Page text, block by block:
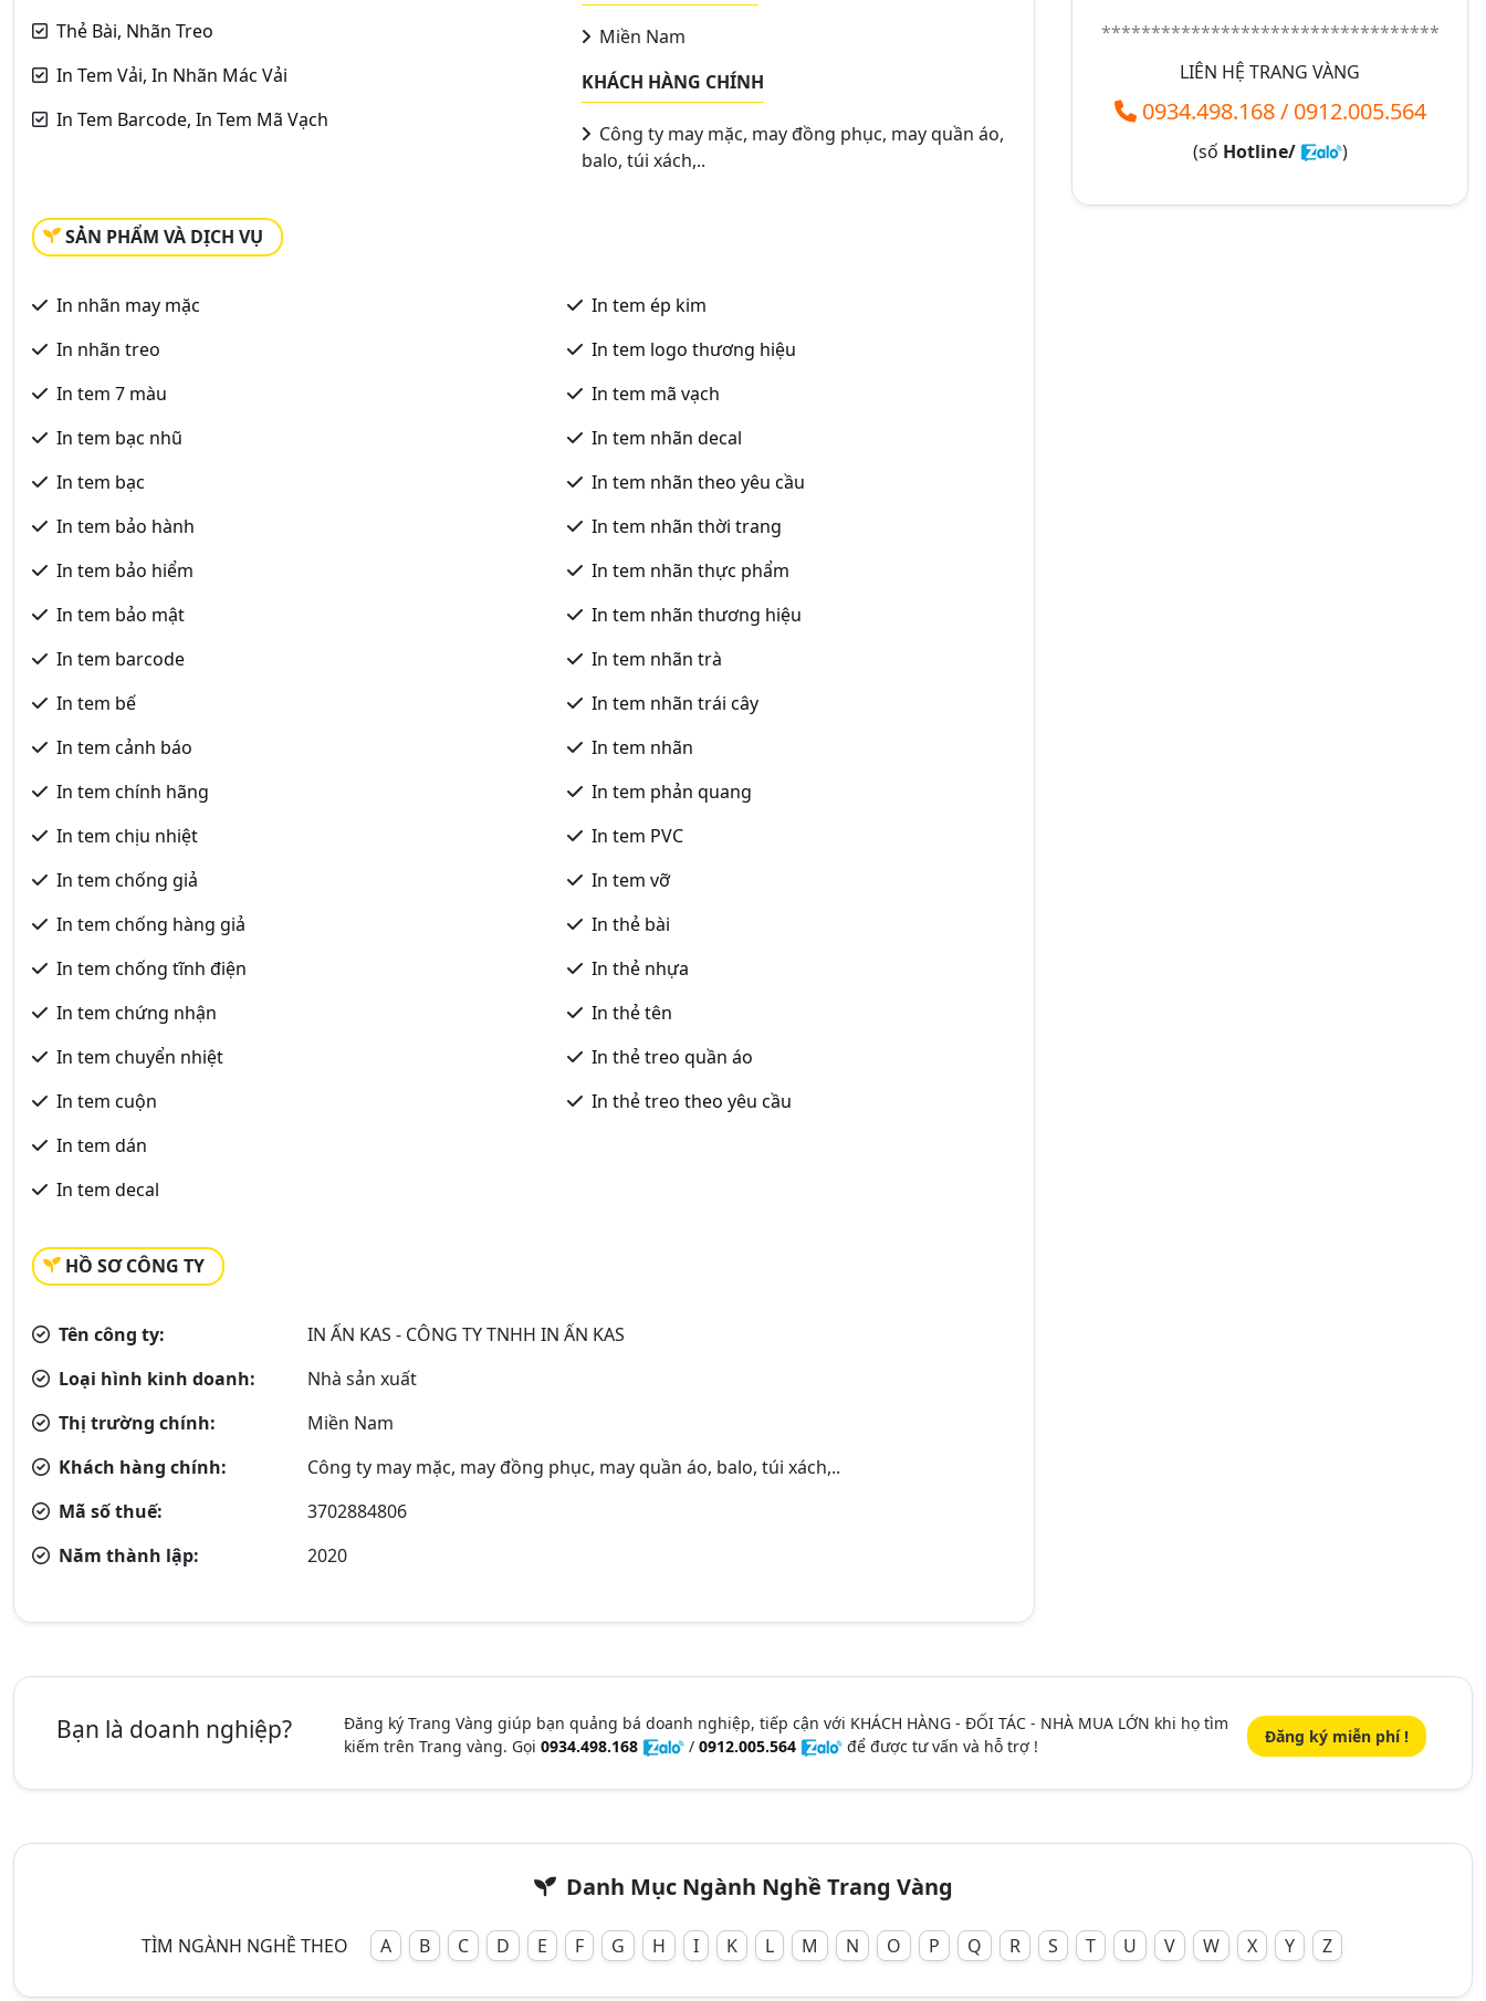
Thẻ Bài, Nhãn Treo
In Tem Vải, In Nhãn Mác Vải
In Tem Barcode, In Tem Mã Vạch
Miền Nam
KHÁCH HÀNG CHÍNH
Công ty may mặc, may đồng phục, may quần áo,
balo, túi xách,..
SẢN PHẨM VÀ DỊCH VỤ
In nhãn may mặc
In nhãn treo
In tem 7 màu
In tem bạc nhũ
In tem bạc
In tem bảo hành
In tem bảo hiểm
In tem bảo mật
In tem barcode
In tem bế
In tem cảnh báo
In tem chính hãng
In tem chịu nhiệt
In tem chống giả
In tem chống hàng giả
In tem chống tĩnh điện
In tem chứng nhận
In tem chuyển nhiệt
In tem cuộn
In tem dán
In tem decal
In tem ép kim
In tem logo thương hiệu
In tem mã vạch
In tem nhãn decal
In tem nhãn theo yêu cầu
In tem nhãn thời trang
In tem nhãn thực phẩm
In tem nhãn thương hiệu
In tem nhãn trà
In tem nhãn trái cây
In tem nhãn
In tem phản quang
In tem PVC
In tem vỡ
In thẻ bài
In thẻ nhựa
In thẻ tên
In thẻ treo quần áo
In thẻ treo theo yêu cầu
HỒ SƠ CÔNG TY
Tên công ty:
IN ẤN KAS - CÔNG TY TNHH IN ẤN KAS
Loại hình kinh doanh:
Nhà sản xuất
Thị trường chính:
Miền Nam
Khách hàng chính:
Công ty may mặc, may đồng phục, may quần áo, balo, túi xách,..
Mã số thuế:
3702884806
Năm thành lập:
2020
**********************************
LIÊN HỆ TRANG VÀNG
0934.498.168/ 0912.005.564
(số Hotline/ )
Bạn là doanh nghiệp?
Đăng ký Trang Vàng giúp bạn quảng bá doanh nghiệp, tiếp cận với KHÁCH HÀNG - ĐỐI TÁC - NHÀ MUA LỚN khi họ tìm
kiếm trên Trang vàng. Gọi 0934.498.168 / 0912.005.564 để được tư vấn và hỗ trợ ! Đăng ký miễn phí !
Danh Mục Ngành Nghề Trang Vàng
TÌM NGÀNH NGHỀ THEO A B C D E F G H I K L M N O P Q R S T U V W X Y Z